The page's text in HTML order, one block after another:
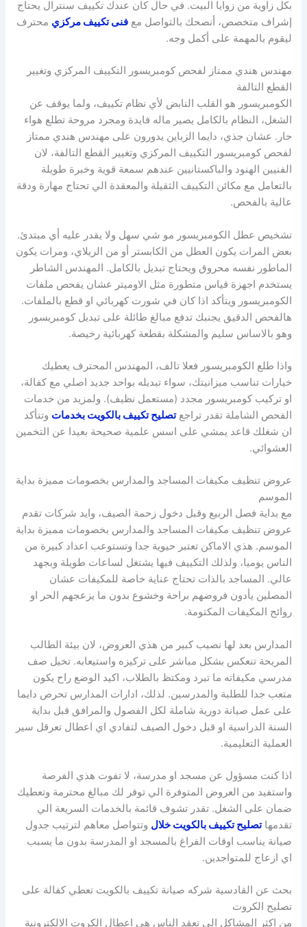
بكل زاوية من زوايا البيت. في حال كان عندك تكييف سنترال يحتاج
إشراف متخصص، أنصحك بالتواصل معفنى تكييف مركزي محترف
ليقوم بالمهمة على أكمل وجه.
مهندس هندي ممتاز لفحص كومبريسور التكييف المركزي وتغيير
القطع التالفة
الكومبريسور هو القلب النابض لأي نظام تكييف، ولما يوقف عن
الشغل، النظام بالكامل يصير ماله فايدة ومجرد مروحة تطلع هواء
حار. عشان جذي، دايما الزباين يدورون على مهندس هندي ممتاز
لفحص كومبريسور التكييف المركزي وتغيير القطع التالفة، لان
الفنيين الهنود والباكستانيين عندهم سمعة قوية وخبرة طويلة
بالتعامل مع مكائن التكييف الثقيلة والمعقدة الي تحتاج مهارة ودقة
عالية بالفحص.
تشخيص عطل الكومبريسور مو شي سهل ولا يقدر عليه أي مبتدئ.
بعض المرات يكون العطل من الكابستر أو من الريلاي، ومرات يكون
الماطور نفسه محروق ويحتاج تبديل بالكامل. المهندس الشاطر
يستخدم اجهزة قياس متطورة مثل الاوميتر عشان يفحص ملفات
الكومبريسور ويتأكد اذا كان في شورت كهربائي او قطع بالملفات.
هالفحص الدقيق يجنبك تدفع مبالغ طائلة على تبديل كومبريسور
وهو بالاساس سليم والمشكلة بقطعة كهربائية رخيصة.
واذا طلع الكومبريسور فعلا تالف، المهندس المحترف يعطيك
خيارات تناسب ميزانيتك، سواء تبديله بواحد جديد اصلي مع كفالة،
او تركيب كومبريسور مجدد (مستعمل نظيف). ولمزيد من خدمات
الفحص الشاملة تقدر تراجعتصليح تكييف بالكويت بخدمات وتتأكد
ان شغلك قاعد يمشي على اسس علمية صحيحة بعيدا عن التخمين
العشوائي.
عروض تنظيف مكيفات المساجد والمدارس بخصومات مميزة بداية
الموسم
مع بداية فصل الربيع وقبل دخول زحمة الصيف، وايد شركات تقدم
عروض تنظيف مكيفات المساجد والمدارس بخصومات مميزة بداية
الموسم. هذي الاماكن تعتبر حيوية جدا وتستوعب اعداد كبيرة من
الناس يوميا، ولذلك التكييف فيها يشتغل لساعات طويلة وبجهد
عالي. المساجد بالذات تحتاج عناية خاصة للمكيفات عشان
المصلين يأدون فروضهم براحة وخشوع بدون ما يزعجهم الحر او
روائح المكيفات المكتومة.
المدارس بعد لها نصيب كبير من هذي العروض، لان بيئة الطالب
المريحة تنعكس بشكل مباشر على تركيزه واستيعابه. تخيل صف
مدرسي مكيفاته ما تبرد ومكتظ بالطلاب، اكيد الوضع راح يكون
متعب جدا للطلبة والمدرسين. لذلك، ادارات المدارس تحرص دايما
على عمل صيانة دورية شاملة لكل الفصول والمرافق قبل بداية
السنة الدراسية او قبل دخول الصيف لتفادي اي اعطال تعرقل سير
العملية التعليمية.
اذا كنت مسؤول عن مسجد او مدرسة، لا تفوت هذي الفرصة
واستفيد من العروض المتوفرة الي توفر لك مبالغ محترمة وتعطيك
ضمان على الشغل. تقدر تشوف قائمة بالخدمات السريعة الي
تقدمهاتصليح تكييف بالكويت خلال وتتواصل معاهم لترتيب جدول
صيانة يناسب اوقات الفراغ بالمسجد او المدرسة بدون ما يسبب
اي ازعاج للمتواجدين.
بحث عن القادسية شركه صيانة تكييف بالكويت تعطي كفالة على
تصليح الكروت
من اكثر المشاكل الي تعقد الناس هي اعطال الكروت الالكترونية